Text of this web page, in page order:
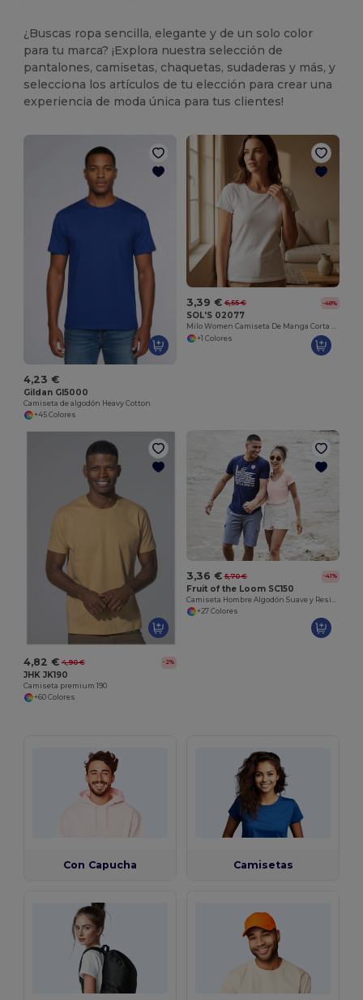
¿Buscas ropa sencilla, elegante y de un solo color
para tu marca? ¡Explora nuestra selección de
pantalones, camisetas, chaquetas, sudaderas y más, y
selecciona los artículos de tu elección para crear una
experiencia de moda única para tus clientes!
4,23 €
Gildan GI5000
Camiseta de algodón Heavy Cotton
+45 Colores
3,39 € 6,55 € -48%
SOL'S 02077
Milo Women Camiseta De Manga Corta De Mujer
+1 Colores
4,82 € 4,90 € -2%
JHK JK190
Camiseta premium 190
+60 Colores
3,36 € 5,70 € -41%
Fruit of the Loom SC150
+27 Colores
Con Capucha Camisetas